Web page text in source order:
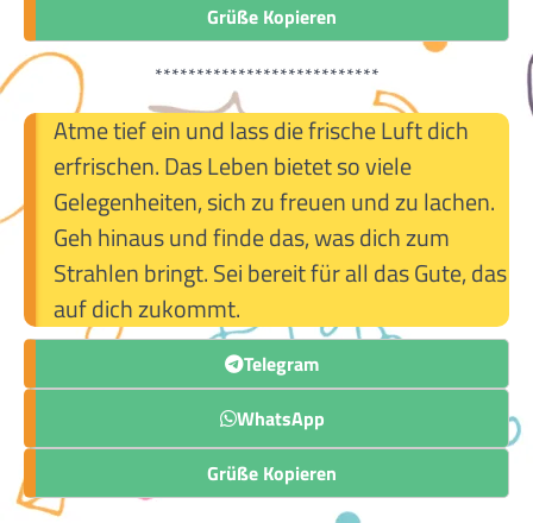
Grüße Kopieren
***************************
Atme tief ein und lass die frische Luft dich
erfrischen. Das Leben bietet so viele
Gelegenheiten, sich zu freuen und zu lachen.
Geh hinaus und finde das, was dich zum
Strahlen bringt. Sei bereit für all das Gute, das
auf dich zukommt.
Telegram
WhatsApp
Grüße Kopieren